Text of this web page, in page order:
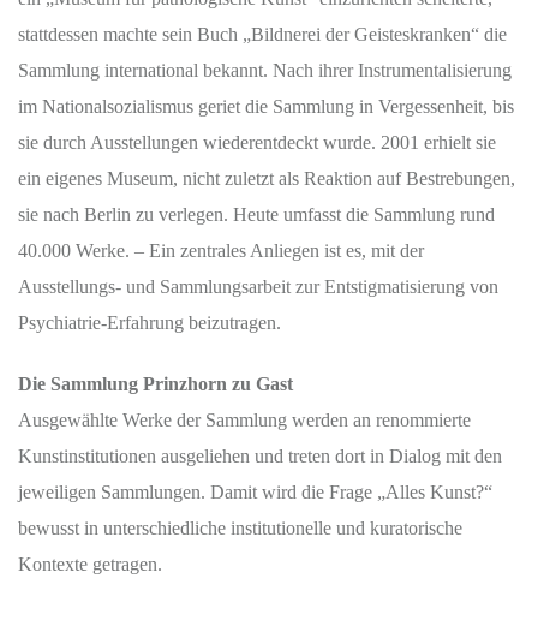
stattdessen machte sein Buch „Bildnerei der Geisteskranken“ die
Sammlung international bekannt. Nach ihrer Instrumentalisierung
im Nationalsozialismus geriet die Sammlung in Vergessenheit, bis
sie durch Ausstellungen wiederentdeckt wurde. 2001 erhielt sie
ein eigenes Museum, nicht zuletzt als Reaktion auf Bestrebungen,
sie nach Berlin zu verlegen. Heute umfasst die Sammlung rund
40.000 Werke. – Ein zentrales Anliegen ist es, mit der
Ausstellungs- und Sammlungsarbeit zur Entstigmatisierung von
Psychiatrie-Erfahrung beizutragen.
Die Sammlung Prinzhorn zu Gast
Ausgewählte Werke der Sammlung werden an renommierte
Kunstinstitutionen ausgeliehen und treten dort in Dialog mit den
jeweiligen Sammlungen. Damit wird die Frage „Alles Kunst?“
bewusst in unterschiedliche institutionelle und kuratorische
Kontexte getragen.